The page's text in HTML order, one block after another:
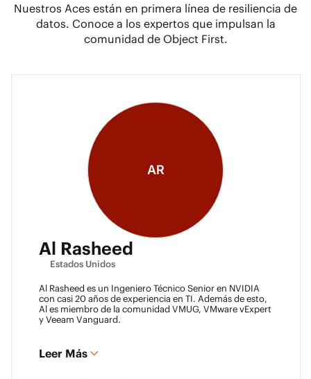
Nuestros Aces están en primera línea de resiliencia de
datos. Conoce a los expertos que impulsan la
comunidad de Object First.
AR
Al Rasheed
Estados Unidos
Al Rasheed es un Ingeniero Técnico Senior en NVIDIA
con casi 20 años de experiencia en TI. Además de esto,
Al es miembro de la comunidad VMUG, VMware vExpert
y Veeam Vanguard.
Leer Más